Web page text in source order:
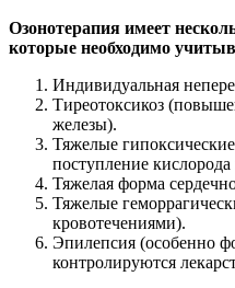
Озонотерапия имеет
которые необходимо
Индивидуальная
Тиреотоксикоз
железы).
Тяжелые
поступление
Тяжелая форма
Тяжелые
кровотечениями).
Эпилепсия (особенно
контролируются